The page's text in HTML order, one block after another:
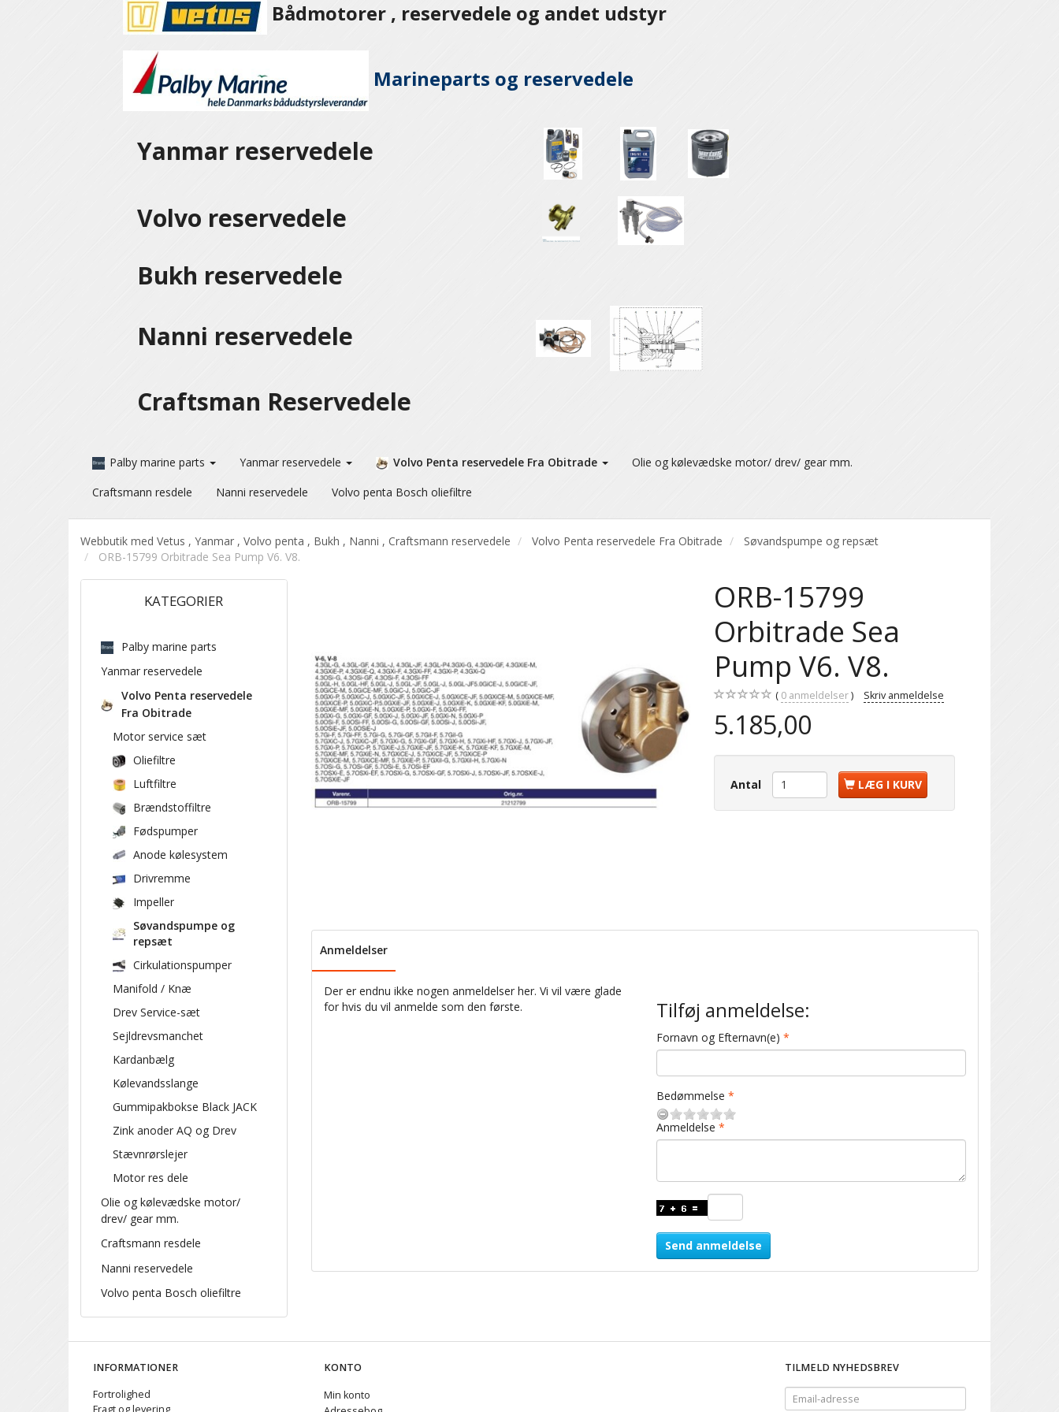
Bådmotorer , reservedele og andet udstyr
Marineparts og reservedele
Yanmar reservedele
Volvo reservedele
Bukh reservedele
Nanni reservedele
Craftsman Reservedele
Palby marine parts Yanmar reservedele Volvo Penta reservedele Fra Obitrade
Olie og kølevædske motor/ drev/ gear mm.
Craftsmann resdele
Nanni reservedele Volvo penta Bosch oliefiltre
Webbutik med Vetus , Yanmar , Volvo penta , Bukh , Nanni , Craftsmann reservedele Volvo Penta reservedele Fra Obitrade
Søvandspumpe og repsæt
ORB-15799 Orbitrade Sea Pump V6. V8.
KATEGORIER
Palby marine parts
Yanmar reservedele
Volvo Penta reservedele
Fra Obitrade
Motor service sæt
Oliefiltre
Luftfiltre
Brændstoffiltre
Fødspumper
Anode kølesystem
Drivremme
Impeller
Søvandspumpe og
repsæt
Cirkulationspumper
Manifold / Knæ
Drev Service-sæt
Sejldrevsmanchet
Kardanbælg
Kølevandsslange
Gummipakbokse Black JACK
Zink anoder AQ og Drev
Stævnrørslejer
Motor res dele
Olie og kølevædske motor/
drev/ gear mm.
Craftsmann resdele
Nanni reservedele
Volvo penta Bosch oliefiltre
ORB-15799
Orbitrade Sea
Pump V6. V8.
0 anmeldelser Skriv anmeldelse
5.185,00
Antal LÆG I KURV
Anmeldelser
Der er endnu ikke nogen anmeldelser her. Vi vil være glade
for hvis du vil anmelde som den første.
Tilføj anmeldelse:
Fornavn og Efternavn(e)
Bedømmelse
Anmeldelse
Send anmeldelse
INFORMATIONER
Fortrolighed
Fragt og levering
KONTO
Min konto
TILMELD NYHEDSBREV
Email-
adresse